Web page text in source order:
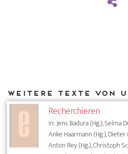
Recherchieren
In: Jens Badura (Hg.), Selma
Anke Haarmann (Hg.), Dieter
Anton Rey (Hg.), Christoph